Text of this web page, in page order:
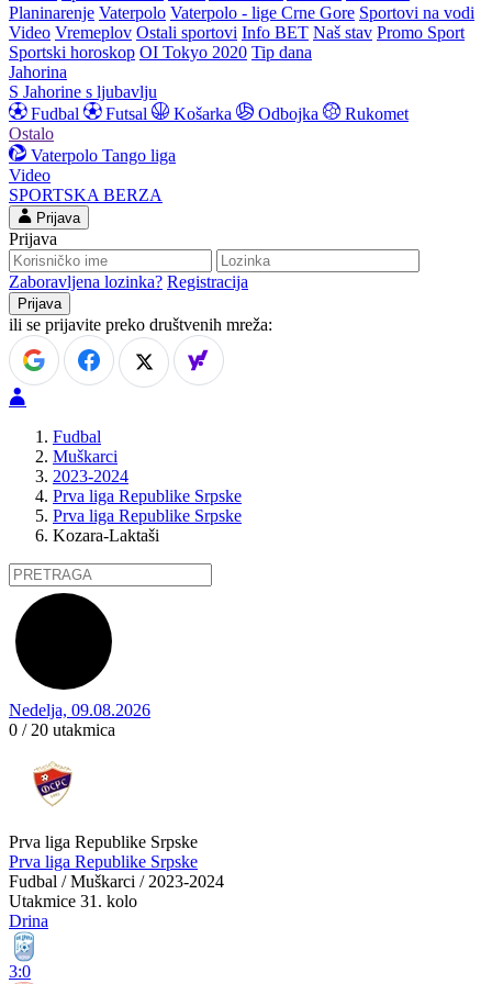
Planinarenje Vaterpolo Vaterpolo - lige Crne Gore Sportovi na vodi
Video Vremeplov Ostali sportovi Info BET Naš stav Promo Sport
Sportski horoskop OI Tokyo 2020 Tip dana
Jahorina
S Jahorine s ljubavlju
Fudbal
Futsal Košarka Odbojka
Rukomet
Ostalo
Vaterpolo Tango liga
Video
SPORTSKA BERZA
Prijava
Prijava
Zaboravljena lozinka? Registracija
ili se prijavite preko društvenih mreža:
Fudbal
Muškarci
2023-2024
Prva liga Republike Srpske
Prva liga Republike Srpske
Kozara-Laktaši
Nedelja, 09.08.2026
0 / 20 utakmica
Prva liga Republike Srpske
Prva liga Republike Srpske
Fudbal / Muškarci / 2023-2024
Utakmice 31. kolo
Drina
3:0